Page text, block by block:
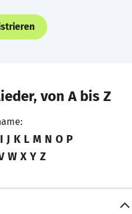
von A bis Z
I J K L M N O P
W X Y Z